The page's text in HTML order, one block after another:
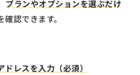
プランやオプションを選ぶだけ
認できます。
レスを入力（必須）